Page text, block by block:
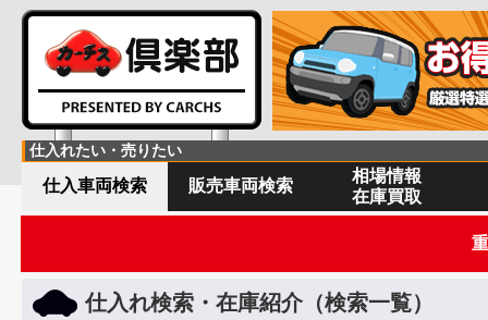
仕入れたい・売りたい
仕入車両検索 販売車両検索
相場情報
在庫買取
仕入れ検索・在庫紹介（検索一覧）